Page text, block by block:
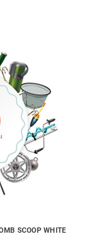
SCOOP WHITE